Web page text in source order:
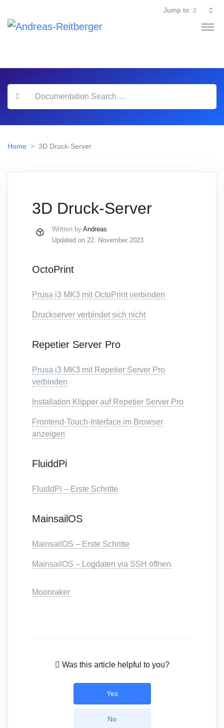
Jump to
Home 3D Druck-Server
3D Druck-Server
Written by Andreas
Updated on 22. November 2023
OctoPrint
Prusa i3 MK3 mit OctoPrint verbinden
Druckserver verbindet sich nicht
Repetier Server Pro
Prusa i3 MK3 mit Repetier Server Pro
verbinden
Installation Klipper auf Repetier Server Pro
Frontend-Touch-Interface im Browser
anzeigen
FluiddPi
FluiddPi – Erste Schritte
MainsailOS
MainsailOS – Erste Schritte
MainsailOS – Logdaten via SSH öffnen
Moonraker
Was this article helpful to you?
Yes
No